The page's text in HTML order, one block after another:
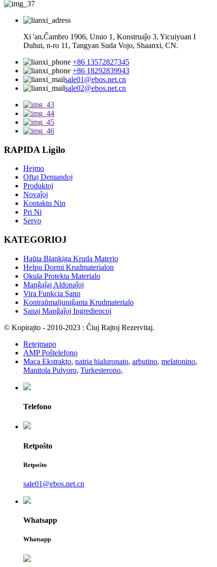
Xi 'an,Ĉambro 1906, Unuo 1, Konstruaĵo 3, Yicuiyuan I
Duhui, n-ro 11, Tangyan Suda Vojo, Shaanxi, CN.
+86 13572827345
+86 18292839943
sale01@ebos.net.cn
sale02@ebos.net.cn
RAPIDA Ligilo
Hejmo
Oftaj Demandoj
Produktoj
Novaĵoj
Kontaktu Nin
Pri Ni
Servo
KATEGORIOJ
Haŭta Blankiga Kruda Materio
Helpu Dormi Krudmaterialon
Okula Protekta Materialo
Manĝaĵaj Aldonaĵoj
Vira Funkcia Sano
Kontraŭmaljuniĝanta Krudmaterialo
Sanaj Manĝaĵoj Ingrediencoj
© Kopirajto - 2010-2023 : Ĉiuj Rajtoj Rezervitaj.
Retejmapo
AMP Poŝtelefono
Maca Ekstrakto, natria hialuronato, arbutino, melatonino,
Manitola Pulvoro, Turkesterono,
Telefono
Retpoŝto
Retpoŝto
sale01@ebos.net.cn
Whatsapp
Whatsapp